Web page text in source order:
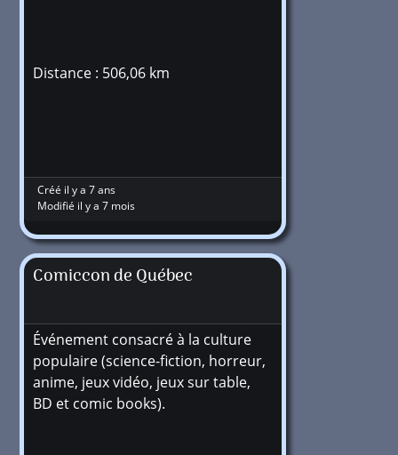
Distance : 506,06 km
Créé il y a 7 ans
Modifié il y a 7 mois
Comiccon de Québec
Événement consacré à la culture
populaire (science-fiction, horreur,
anime, jeux vidéo, jeux sur table,
BD et comic books).